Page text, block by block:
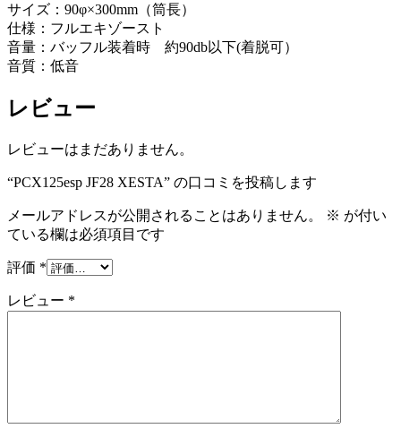
サイズ：90φ×300mm（筒長）
仕様：フルエキゾースト
音量：バッフル装着時 約90db以下(着脱可）
音質：低音
レビュー
レビューはまだありません。
“PCX125esp JF28 XESTA” の口コミを投稿します
メールアドレスが公開されることはありません。 ※ が付い
ている欄は必須項目です
評価 *
レビュー *